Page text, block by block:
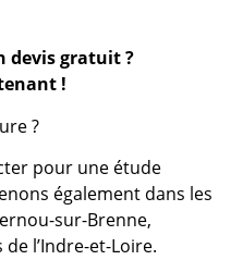
devis gratuit ?
!
?
pour une étude
également dans les
sur-Brenne,
l’Indre-et-Loire.